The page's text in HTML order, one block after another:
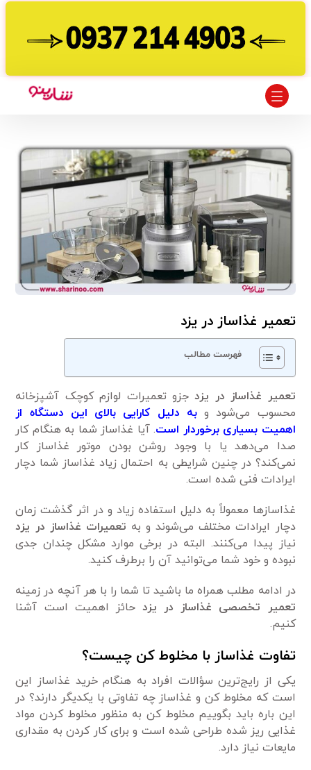
تعمیر غذاساز در یزد
فهرست مطالب
تعمیر غذاساز در یزد جزو تعمیرات لوازم کوچک آشپزخانه
محسوب می‌شود وبه دلیل کارایی بالای این دستگاه از
اهمیت بسیاری برخوردار است. آیا غذاساز شما به هنگام کار
صدا می‌دهد یا با وجود روشن بودن موتور غذاساز کار
نمی‌کند؟ در چنین شرایطی به احتمال زیاد غذاساز شما دچار
ایرادات فنی شده است.
غذاساز‌ها معمولاً به دلیل استفاده زیاد و در اثر گذشت زمان
دچار ایرادات مختلف می‌شوند و به تعمیرات غذاساز در یزد
نیاز پیدا می‌کنند. البته در برخی موارد مشکل چندان جدی
نبوده و خود شما می‌توانید آن را برطرف کنید.
در ادامه مطلب همراه ما باشید تا شما را با هر آنچه در زمینه
تعمیر
تخصصی غذاساز در یزد حائز اهمیت است آشنا
کنیم.
تفاوت غذاساز با مخلوط کن چیست؟
یکی از رایج‌ترین سؤالات افراد به هنگام خرید غذاساز این
است که مخلوط کن و غذاساز چه تفاوتی با یکدیگر دارند؟ در
این باره باید بگوییم مخلوط کن به منظور مخلوط کردن مواد
غذایی ریز شده طراحی شده است و برای کار کردن به مقداری
مایعات نیاز دارد.